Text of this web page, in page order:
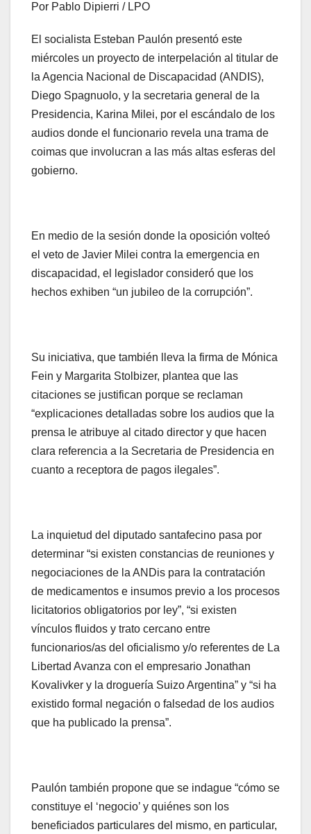
Por Pablo Dipierri / LPO
El socialista Esteban Paulón presentó este
miércoles un proyecto de interpelación al titular de
la Agencia Nacional de Discapacidad (ANDIS),
Diego Spagnuolo, y la secretaria general de la
Presidencia, Karina Milei, por el escándalo de los
audios donde el funcionario revela una trama de
coimas que involucran a las más altas esferas del
gobierno.
En medio de la sesión donde la oposición volteó
el veto de Javier Milei contra la emergencia en
discapacidad, el legislador consideró que los
hechos exhiben “un jubileo de la corrupción”.
Su iniciativa, que también lleva la firma de Mónica
Fein y Margarita Stolbizer, plantea que las
citaciones se justifican porque se reclaman
“explicaciones detalladas sobre los audios que la
prensa le atribuye al citado director y que hacen
clara referencia a la Secretaria de Presidencia en
cuanto a receptora de pagos ilegales”.
La inquietud del diputado santafecino pasa por
determinar “si existen constancias de reuniones y
negociaciones de la ANDis para la contratación
de medicamentos e insumos previo a los procesos
licitatorios obligatorios por ley”, “si existen
vínculos fluidos y trato cercano entre
funcionarios/as del oficialismo y/o referentes de La
Libertad Avanza con el empresario Jonathan
Kovalivker y la droguería Suizo Argentina” y “si ha
existido formal negación o falsedad de los audios
que ha publicado la prensa”.
Paulón también propone que se indague “cómo se
constituye el ‘negocio’ y quiénes son los
beneficiados particulares del mismo, en particular,